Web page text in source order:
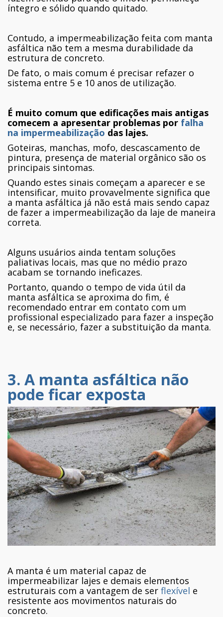
íntegro e sólido quando quitado.
Contudo, a impermeabilização feita com manta
asfáltica não tem a mesma durabilidade da
estrutura de concreto.
De fato, o mais comum é precisar refazer o
sistema entre 5 e 10 anos de utilização.
É muito comum que edificações mais antigas
comecem a apresentar problemas por falha
na impermeabilização das lajes.
Goteiras, manchas, mofo, descascamento de
pintura, presença de material orgânico são os
principais sintomas.
Quando estes sinais começam a aparecer e se
intensificar, muito provavelmente significa que
a manta asfáltica já não está mais sendo capaz
de fazer a impermeabilização da laje de maneira
correta.
Alguns usuários ainda tentam soluções
paliativas locais, mas que no médio prazo
acabam se tornando ineficazes.
Portanto, quando o tempo de vida útil da
manta asfáltica se aproxima do fim, é
recomendado entrar em contato com um
profissional especializado para fazer a inspeção
e, se necessário, fazer a substituição da manta.
3. A manta asfáltica não
pode ficar exposta
A manta é um material capaz de
impermeabilizar lajes e demais elementos
estruturais com a vantagem de ser flexível e
resistente aos movimentos naturais do
concreto.